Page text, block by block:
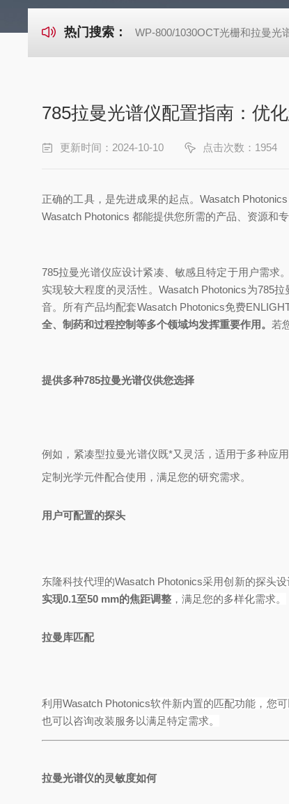
热门搜索： WP-800/1030OCT光栅和拉曼光
785拉曼光谱仪配置指南：优
更新时间：2024-10-10 点击次数：1954
正确的工具，是先进成果的起点。Wasatch Photonics
Wasatch Photonics 都能提供您所需的产品、资源和
785拉曼光谱仪应设计紧凑、敏感且特定于用户需求
实现较大程度的灵活性。 Wasatch Photonics为785
音。所有产品均配套Wasatch Photonics免费
全、制药和过程控制等多个领域均发挥重要作用。 若
提供多种785拉曼光谱仪供您选择
例如，紧凑型拉曼光谱仪既*又灵活，适用于多种应用
定制光学元件配合使用，满足您的研究需求。
用户可配置的探头
东隆科技代理的Wasatch Photonics采用创新的探头
实现0.1至50 mm的焦距调整 ，满足您的多样化需求。
拉曼库匹配
利用Wasatch Photonics软件新内置的匹配功能，您
也可以咨询改装服务以满足特定需求。
拉曼光谱仪的灵敏度如何